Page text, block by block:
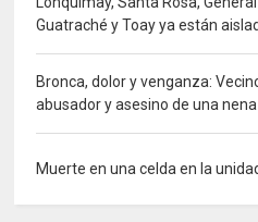
Guatraché y Toay ya están
Bronca, dolor y venganza:
abusador y asesino de una
Muerte en una celda en la